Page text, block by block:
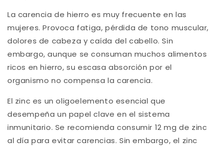
La carencia de hierro es muy frecuente en las
mujeres. Provoca fatiga, pérdida de tono muscular,
dolores de cabeza y caída del cabello. Sin
embargo, aunque se consuman muchos alimentos
ricos en hierro, su escasa absorción por el
organismo no compensa la carencia.
El zinc es un oligoelemento esencial que
desempeña un papel clave en el sistema
inmunitario. Se recomienda consumir 12 mg de zinc
al día para evitar carencias. Sin embargo, el zinc